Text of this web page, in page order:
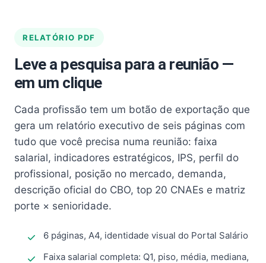
RELATÓRIO PDF
Leve a pesquisa para a reunião —
em um clique
Cada profissão tem um botão de exportação que
gera um relatório executivo de seis páginas com
tudo que você precisa numa reunião: faixa
salarial, indicadores estratégicos, IPS, perfil do
profissional, posição no mercado, demanda,
descrição oficial do CBO, top 20 CNAEs e matriz
porte × senioridade.
6 páginas, A4, identidade visual do Portal Salário
Faixa salarial completa: Q1, piso, média, mediana,